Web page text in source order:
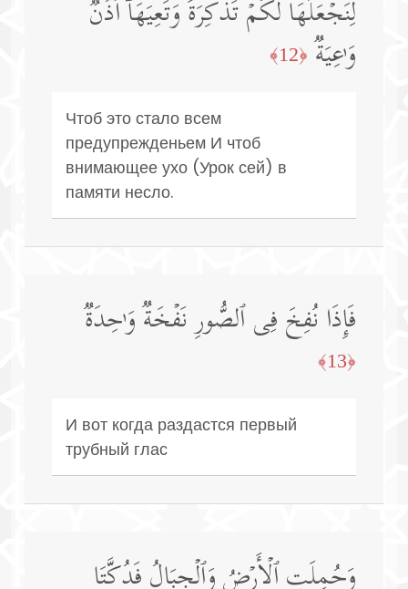
لِنَجۡعَلَهَا لَكُمۡ تَذۡكِرَةࣰ وَتَعِیَهَاۤ أُذُنࣱ
وَ ٰ⁠عِیَةࣱ ﴿12﴾
Чтоб это стало всем
предупрежденьем И чтоб
внимающее ухо (Урок сей) в
памяти несло.
فَإِذَا نُفِخَ فِی ٱلصُّورِ نَفۡخَةࣱ وَ ٰ⁠حِدَةࣱ
﴿13﴾
И вот когда раздастся первый
трубный глас
وَحُمِلَتِ ٱلۡأَرۡضُ وَٱلۡجِبَالُ فَدُكَّتَا